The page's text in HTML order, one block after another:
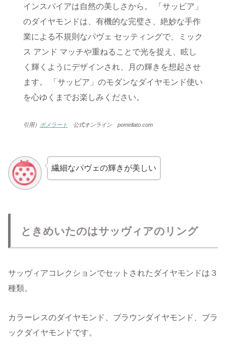
インスパイアは自然の美しさから。 「サッビア」
のダイヤモンドは、有機的な完璧さ、絶妙な手作
業による不規則なパヴェ セッティングで、ミック
ス アンド マッチや重ねることで光を捉え、眩し
く輝くようにデザインされ、月の輝きを想起させ
ます。 「サッビア」のモダンなダイヤモンド使い
を心ゆくまでお楽しみください。
引用） ポメラート 公式オンライン pomellato.com
繊細なパヴェの輝きが美しい
ときめいたのはサッヴィアのリング
サッヴィアコレクションでセットされたダイヤモンドは３
種類。
カラーレスのダイヤモンド、ブラウンダイヤモンド、ブラ
ックダイヤモンドです。